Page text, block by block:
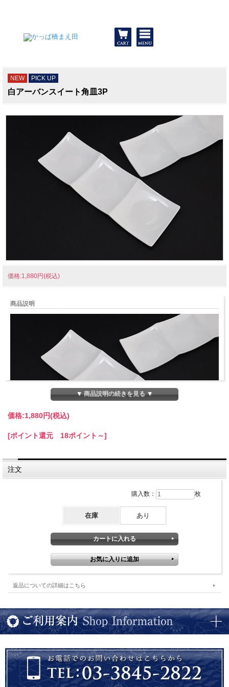
NEW PICK UP
白アーバンスイート角皿3P
価格:1,880円(税込)
商品説明
長さ３０．８ｃｍ×奥行７．３ｃｍ×高さ２ｃｍ、平たい仕切りプレート。前菜や副
菜、デザートなどの３点盛に。made in China
▼ 商品説明の続きを見る ▼
価格:1,880円(税込)
[ポイント還元 18ポイント～]
注文
購入数： 枚
在庫 あり
返品についての詳細はこちら